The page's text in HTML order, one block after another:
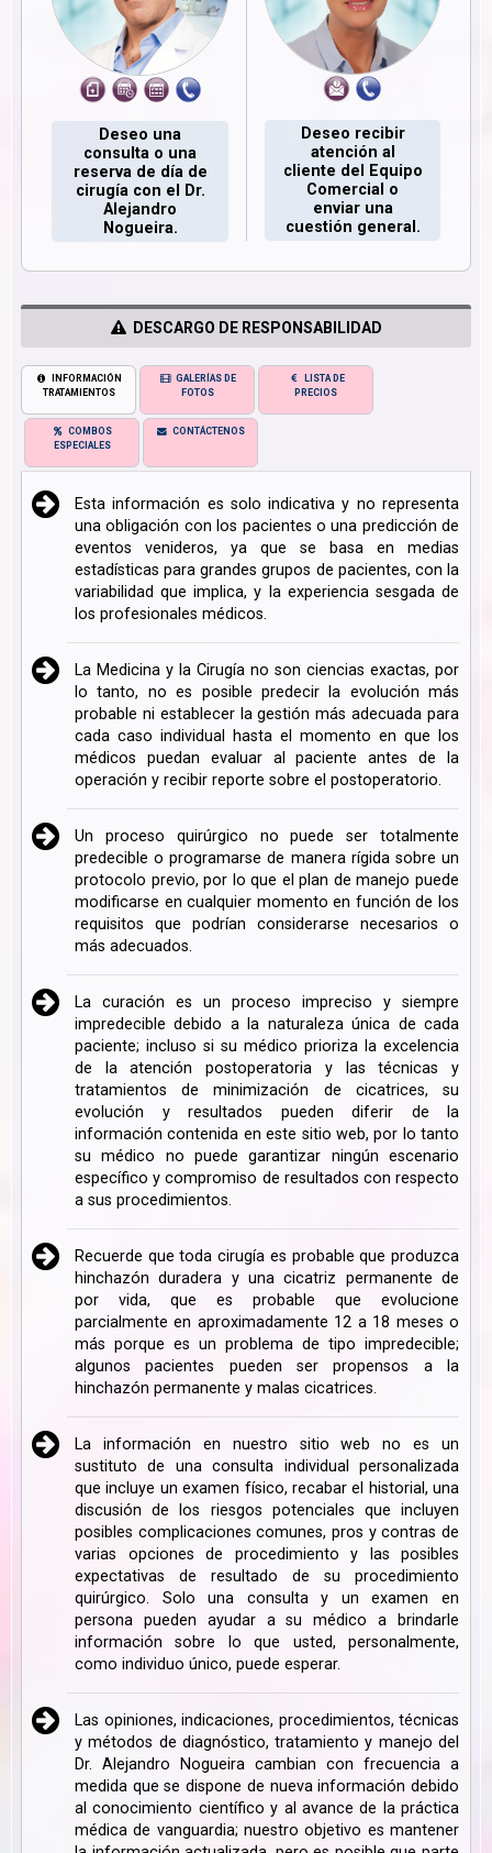
Deseo una
consulta o una
reserva de día de
cirugía con el Dr.
Alejandro
Nogueira.
Deseo recibir
atención al
cliente del Equipo
Comercial o
enviar una
cuestión general.
DESCARGO DE RESPONSABILIDAD
INFORMACIÓN
TRATAMIENTOS
GALERÍAS DE
FOTOS
LISTA DE
PRECIOS
COMBOS
ESPECIALES
CONTÁCTENOS
Esta información es solo indicativa y no representa
una obligación con los pacientes o una predicción de
eventos venideros, ya que se basa en medias
estadísticas para grandes grupos de pacientes, con la
variabilidad que implica, y la experiencia sesgada de
los profesionales médicos.
La Medicina y la Cirugía no son ciencias exactas, por
lo tanto, no es posible predecir la evolución más
probable ni establecer la gestión más adecuada para
cada caso individual hasta el momento en que los
médicos puedan evaluar al paciente antes de la
operación y recibir reporte sobre el postoperatorio.
Un proceso quirúrgico no puede ser totalmente
predecible o programarse de manera rígida sobre un
protocolo previo, por lo que el plan de manejo puede
modificarse en cualquier momento en función de los
requisitos que podrían considerarse necesarios o
más adecuados.
La curación es un proceso impreciso y siempre
impredecible debido a la naturaleza única de cada
paciente; incluso si su médico prioriza la excelencia
de la atención postoperatoria y las técnicas y
tratamientos de minimización de cicatrices, su
evolución y resultados pueden diferir de la
información contenida en este sitio web, por lo tanto
su médico no puede garantizar ningún escenario
específico y compromiso de resultados con respecto
a sus procedimientos.
Recuerde que toda cirugía es probable que produzca
hinchazón duradera y una cicatriz permanente de
por vida, que es probable que evolucione
parcialmente en aproximadamente 12 a 18 meses o
más porque es un problema de tipo impredecible;
algunos pacientes pueden ser propensos a la
hinchazón permanente y malas cicatrices.
La información en nuestro sitio web no es un
sustituto de una consulta individual personalizada
que incluye un examen físico, recabar el historial, una
discusión de los riesgos potenciales que incluyen
posibles complicaciones comunes, pros y contras de
varias opciones de procedimiento y las posibles
expectativas de resultado de su procedimiento
quirúrgico. Solo una consulta y un examen en
persona pueden ayudar a su médico a brindarle
información sobre lo que usted, personalmente,
como individuo único, puede esperar.
Las opiniones, indicaciones, procedimientos, técnicas
y métodos de diagnóstico, tratamiento y manejo del
Dr. Alejandro Nogueira cambian con frecuencia a
medida que se dispone de nueva información debido
al conocimiento científico y al avance de la práctica
médica de vanguardia; nuestro objetivo es mantener